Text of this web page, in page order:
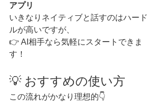
アプリ
いきなりネイティブと話すのはハード
ルが高いですが、
👉 AI相手なら気軽にスタートできま
す！
💡 おすすめの使い方
この流れがかなり理想的👇